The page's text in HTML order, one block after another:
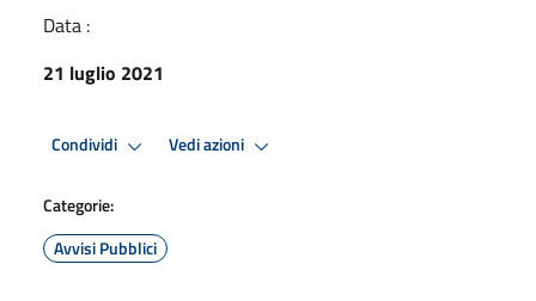
Data :
21 luglio 2021
Condividi Vedi azioni
Categorie:
Avvisi Pubblici